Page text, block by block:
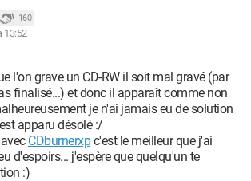
160
13:52
l'on grave un CD-RW il soit mal gravé (par
finalisé...) et donc il apparaît comme non
je n'ai jamais eu de solution
apparu désolé :/
CDburnerxpc'est le meilleur que j'ai
d'espoirs... j'espère que quelqu'un te
:)